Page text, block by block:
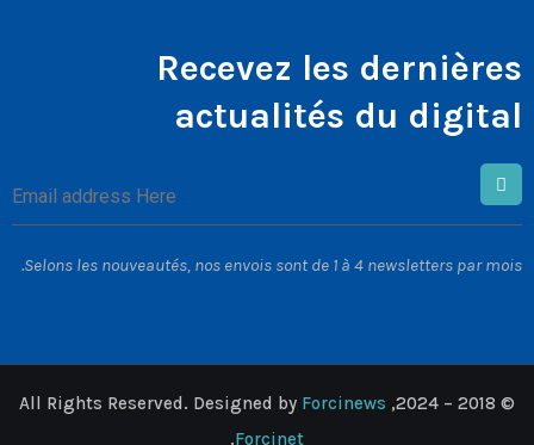
Recevez les dernières
actualités du digital
Selons les nouveautés, nos envois sont de 1 à 4 newsletters par mois.
© 2018 – 2024,
Forcinews
Forcinet
.